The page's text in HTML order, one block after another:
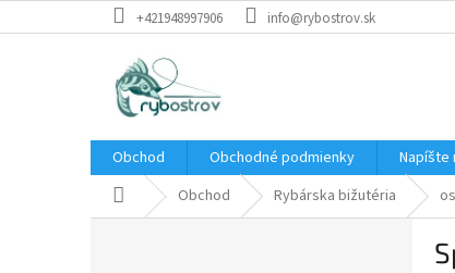
na
+421948997906 info@rybostrov.sk
Obchod Obchodné podmienky Napíšte
Domov Obchod Rybárska bižutéria